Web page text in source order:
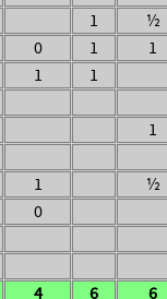
1 ½
0 1 1
1 1
1
1 ½
0
4 6 6